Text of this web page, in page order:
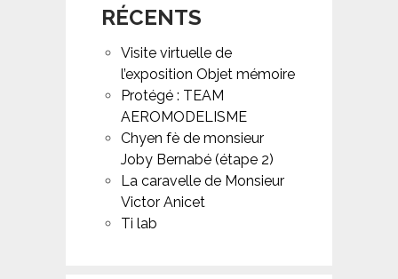
RÉCENTS
Visite virtuelle de
l’exposition Objet mémoire
Protégé : TEAM
AEROMODELISME
Chyen fè de monsieur
Joby Bernabé (étape 2)
La caravelle de Monsieur
Victor Anicet
Ti lab